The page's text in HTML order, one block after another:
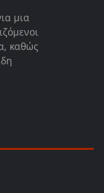
μια
καθώς